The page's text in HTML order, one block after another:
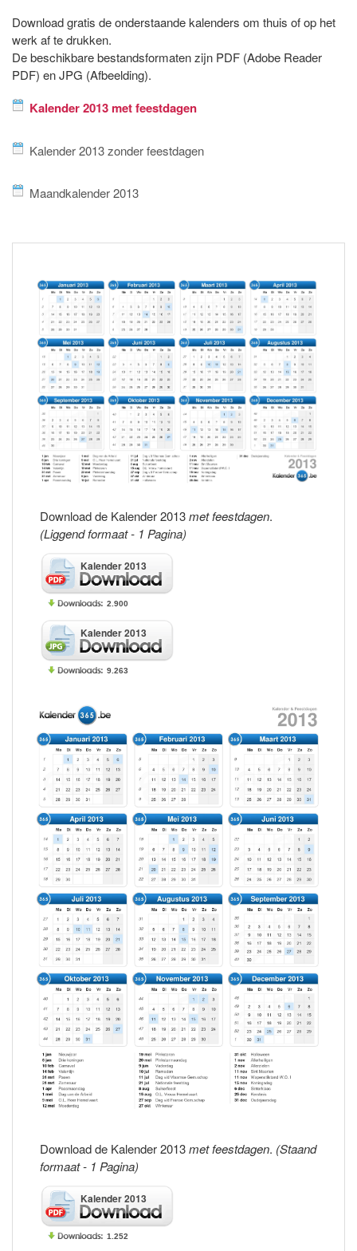
Download gratis de onderstaande kalenders om thuis of op het
werk af te drukken.
De beschikbare bestandsformaten zijn PDF (Adobe Reader
PDF) en JPG (Afbeelding).
Kalender 2013 met feestdagen
Kalender 2013 zonder feestdagen
Maandkalender 2013
Download de Kalender 2013met feestdagen.
(Liggend formaat - 1 Pagina)
Kalender 2013
2.900
Kalender 2013
9.263
Download de Kalender 2013met feestdagen. (Staand
formaat - 1 Pagina)
Kalender 2013
1.252